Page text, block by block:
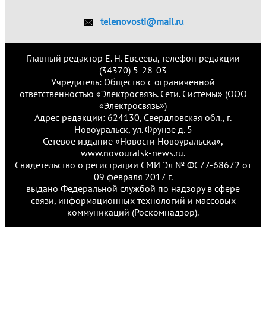
telenovosti@mail.ru
Главный редактор Е. Н. Евсеева, телефон редакции
(34370) 5-28-03
Учредитель: Общество с ограниченной
ответственностью «Электросвязь. Сети. Системы» (ООО
«Электросвязь»)
Адрес редакции: 624130, Свердловская обл., г.
Новоуральск, ул. Фрунзе д. 5
Сетевое издание «Новости Новоуральска»,
www.novouralsk-news.ru.
Свидетельство о регистрации СМИ Эл № ФС77-68672 от
09 февраля 2017 г.
выдано Федеральной службой по надзору в сфере
связи, информационных технологий и массовых
коммуникаций (Роскомнадзор).